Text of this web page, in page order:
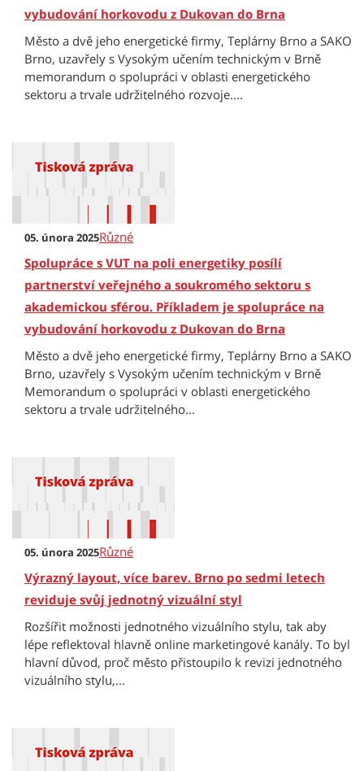
vybudování horkovodu z Dukovan do Brna
Město a dvě jeho energetické firmy, Teplárny Brno a SAKO
Brno, uzavřely s Vysokým učením technickým v Brně
memorandum o spolupráci v oblasti energetického
sektoru a trvale udržitelného rozvoje....
05. února 2025Různé
Spolupráce s VUT na poli energetiky posílí
partnerství veřejného a soukromého sektoru s
akademickou sférou. Příkladem je spolupráce na
vybudování horkovodu z Dukovan do Brna
Město a dvě jeho energetické firmy, Teplárny Brno a SAKO
Brno, uzavřely s Vysokým učením technickým v Brně
Memorandum o spolupráci v oblasti energetického
sektoru a trvale udržitelného...
05. února 2025Různé
Výrazný layout, více barev. Brno po sedmi letech
reviduje svůj jednotný vizuální styl
Rozšířit možnosti jednotného vizuálního stylu, tak aby
lépe reflektoval hlavně online marketingové kanály. To byl
hlavní důvod, proč město přistoupilo k revizi jednotného
vizuálního stylu,...